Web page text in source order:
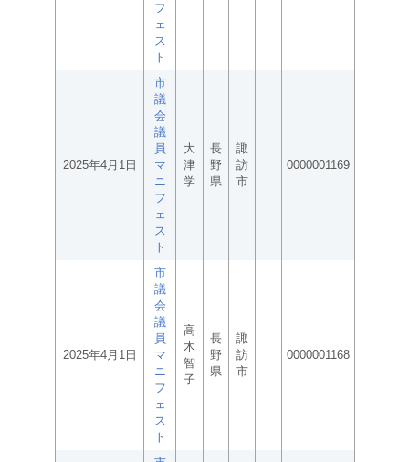
フ
ェ
ス
ト
2025年4月1日
市
議
会
議
員
マ
ニ
フ
ェ
ス
ト
大
津
学
長
野
県
諏
訪
市
0000001169
2025年4月1日
市
議
会
議
員
マ
ニ
フ
ェ
ス
ト
高
木
智
子
長
野
県
諏
訪
市
0000001168